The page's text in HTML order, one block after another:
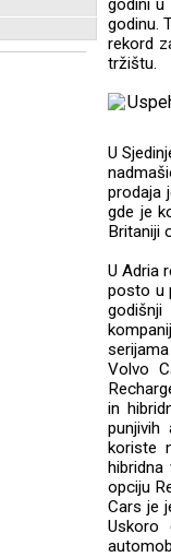
godini
godinu.
rekord
tržištu.
U
prodaja
gde je
Britaniji
U Adria
posto u
Volvo
in
koriste
opciju
Cars je
Uskoro